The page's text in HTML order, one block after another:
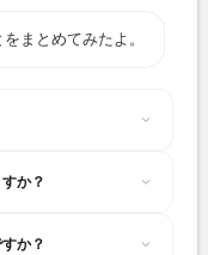
まとめてみたよ。
か？
か？